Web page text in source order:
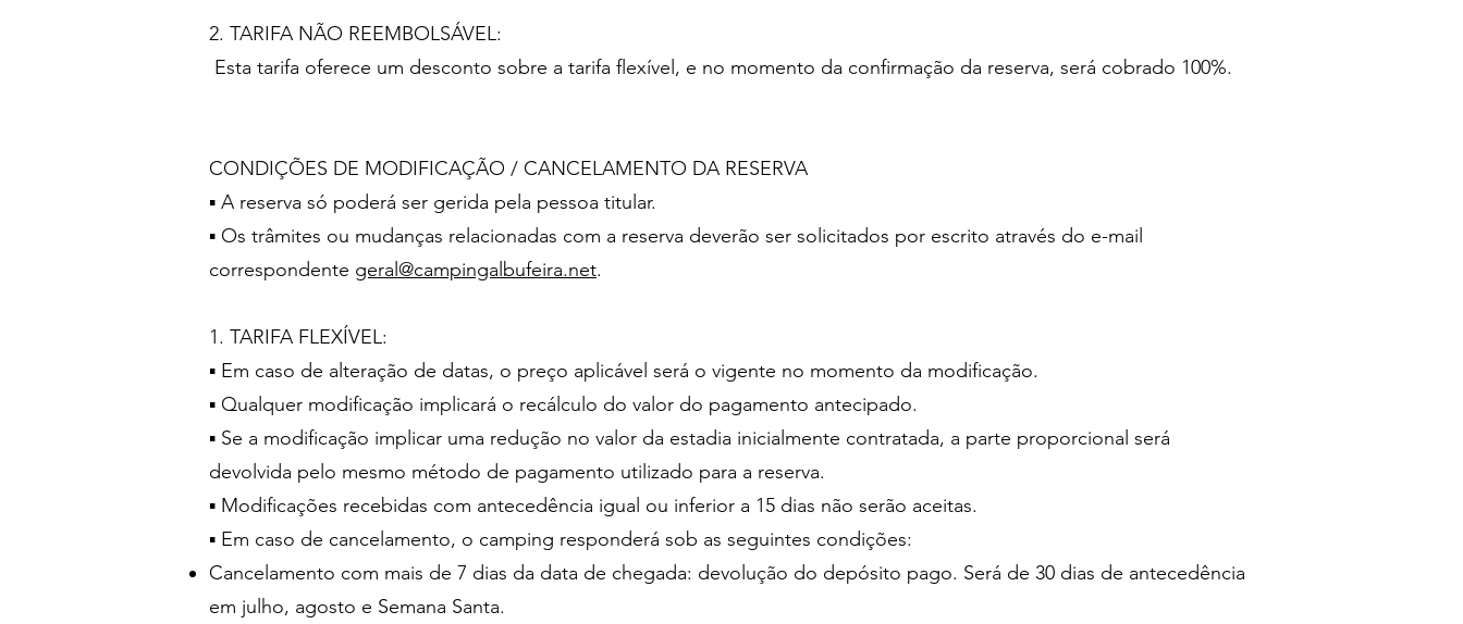
2. TARIFA NÃO REEMBOLSÁVEL:
Esta tarifa oferece um desconto sobre a tarifa flexível, e no momento da confirmação da reserva, será cobrado 100%.
CONDIÇÕES DE MODIFICAÇÃO / CANCELAMENTO DA RESERVA
▪ A reserva só poderá ser gerida pela pessoa titular.
▪ Os trâmites ou mudanças relacionadas com a reserva deverão ser solicitados por escrito através do e-mail
correspondente geral@campingalbufeira.net.
1. TARIFA FLEXÍVEL:
▪ Em caso de alteração de datas, o preço aplicável será o vigente no momento da modificação.
▪ Qualquer modificação implicará o recálculo do valor do pagamento antecipado.
▪ Se a modificação implicar uma redução no valor da estadia inicialmente contratada, a parte proporcional será
devolvida pelo mesmo método de pagamento utilizado para a reserva.
▪ Modificações recebidas com antecedência igual ou inferior a 15 dias não serão aceitas.
▪ Em caso de cancelamento, o camping responderá sob as seguintes condições:
Cancelamento com mais de 7 dias da data de chegada: devolução do depósito pago. Será de 30 dias de antecedência
em julho, agosto e Semana Santa.